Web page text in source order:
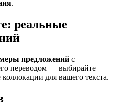
.
реальные
предложений с
переводом — выбирайте
для вашего текста.